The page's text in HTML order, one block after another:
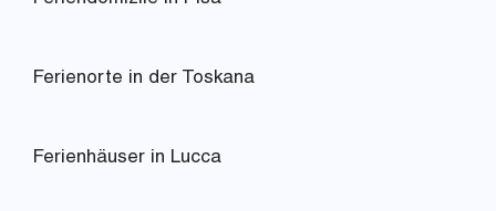
Ferienorte in der Toskana
Ferienhäuser in Lucca